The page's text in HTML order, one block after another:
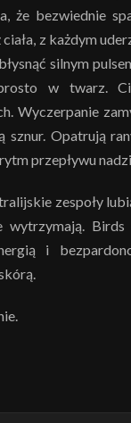
że bezwiednie
ciała, z każdym
silnym
w twarz.
Wyczerpanie
sznur. Opatrują
przepływu
zespoły
i